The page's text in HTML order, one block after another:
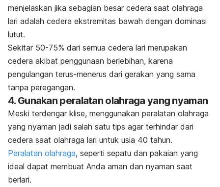
menjelaskan jika sebagian besar cedera saat olahraga
lari adalah cedera ekstremitas bawah dengan dominasi
lutut.
Sekitar 50-75% dari semua cedera lari merupakan
cedera akibat penggunaan berlebihan, karena
pengulangan terus-menerus dari gerakan yang sama
tanpa peregangan.
4. Gunakan peralatan olahraga yang nyaman
Meski terdengar klise, menggunakan peralatan olahraga
yang nyaman jadi salah satu tips agar terhindar dari
cedera saat olahraga lari untuk usia 40 tahun.
Peralatan olahraga, seperti sepatu dan pakaian yang
ideal dapat membuat Anda aman dan nyaman saat
berlari.